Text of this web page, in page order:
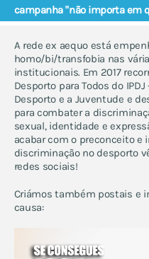
quem somos
eventos
núcleos
projecto educação
campanha "não importa em
A rede ex aequo está
homo/bi/transfobia nas
institucionais. Em 2017
Desporto para Todos do
Desporto e a Juventude e
para combater a
sexual, identidade e
acabar com o preconceito e
discriminação no desporto
redes sociais!
Criámos também postais e
causa: